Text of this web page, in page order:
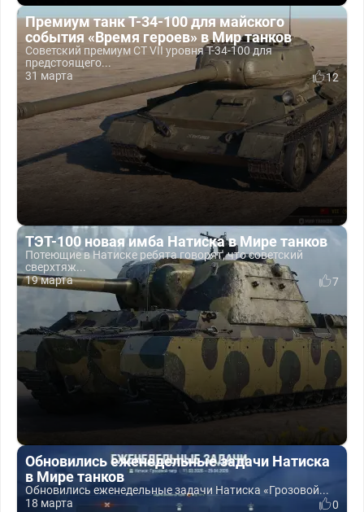
Премиум танк T-34-100 для майского
события «Время героев» в Мир танков
Советский премиум СТ VII уровня T-34-100 для
предстоящего...
31 марта
12
ТЭТ-100 новая имба Натиска в Мире танков
Потеющие в Натиске ребята говорят, что советский
сверхтяж...
19 марта
7
Обновились еженедельные задачи Натиска
в Мире танков
Обновились еженедельные задачи Натиска «Грозовой...
18 марта
0